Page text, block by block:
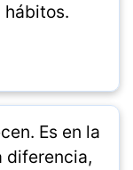
hábitos.
Es en la
diferencia,